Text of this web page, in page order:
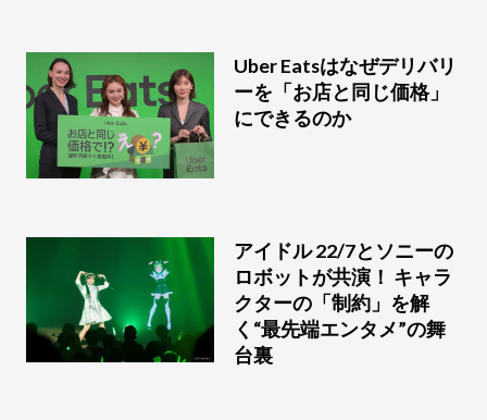
Uber Eatsはなぜデリバリ
ーを「お店と同じ価格」
にできるのか
アイドル 22/7とソニーの
ロボットが共演！ キャラ
クターの「制約」を解
く“最先端エンタメ”の舞
台裏